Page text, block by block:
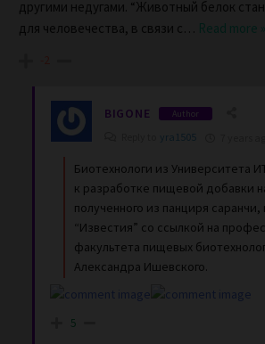
другими недугами. “Животный белок
для человечества, в связи с … Read more »
BIGONE Author
yra1505
Биотехнологи из Университета
к разработке пищевой добавки
полученного из панциря
“Известия” со ссылкой на
факультета пищевых
Александра Ишевского.
5